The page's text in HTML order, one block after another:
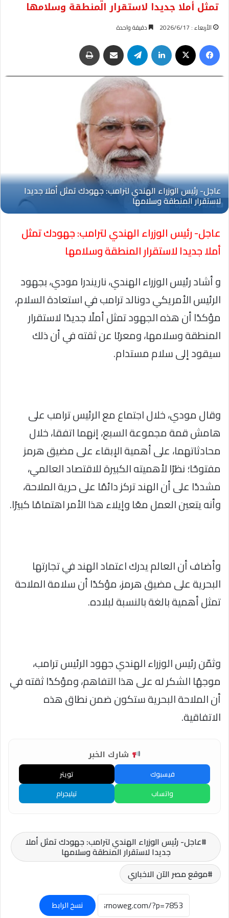
تمثل أملا جديدا لاستقرار المنطقة وسلامها
الأربعاء : 2026/6/17 دقيقة واحدة
فيسبوك لينكدإن تيلقرام مشاركة عبر البريد
Oplus_131072
عاجل- رئيس الوزراء الهندي لترامب: جهودك تمثل
أملا جديدا لاستقرار المنطقة وسلامها
و أشاد رئيس الوزراء الهندي، ناريندرا مودي، بجهود
الرئيس الأمريكي دونالد ترامب في استعادة السلام،
مؤكدًا أن هذه الجهود تمثل أملًا جديدًا لاستقرار
المنطقة وسلامها، ومعربًا عن ثقته في أن ذلك
سيقود إلى سلام مستدام.
وقال مودي، خلال اجتماع مع الرئيس ترامب على
هامش قمة مجموعة السبع، إنهما اتفقا، خلال
محادثاتهما، على أهمية الإبقاء على مضيق هرمز
مفتوحًا؛ نظرًا لأهميته الكبيرة للاقتصاد العالمي،
مشددًا على أن الهند تركز دائمًا على حرية الملاحة،
وأنه يتعين العمل معًا وإيلاء هذا الأمر اهتمامًا كبيرًا.
وأضاف أن العالم يدرك اعتماد الهند في تجارتها
البحرية على مضيق هرمز، مؤكدًا أن سلامة الملاحة
تمثل أهمية بالغة بالنسبة لبلاده.
وثمّن رئيس الوزراء الهندي جهود الرئيس ترامب،
موجهًا الشكر له على هذا التفاهم، ومؤكدًا ثقته في
أن الملاحة البحرية ستكون ضمن نطاق هذه
الاتفاقية.
شارك الخبر
فيسبوك
تويتر
واتساب
تيليجرام
عاجل- رئيس الوزراء الهندي لترامب: جهودك تمثل أملا
جديدا لاستقرار المنطقة وسلامها
موقع مصر الآن الاخباري
نسخ الرابط